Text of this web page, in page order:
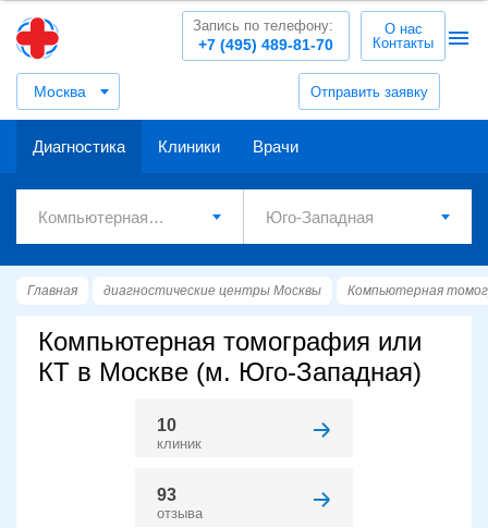
Москва Отправить заявку
+7 (495) 489-81-70
Запись по телефону:
О нас
Контакты
Диагностика Клиники Врачи
Главная диагностические центры Москвы Компьютерная
Компьютерная томография или
КТ в Москве (м. Юго-Западная)
10
клиник
93
отзыва